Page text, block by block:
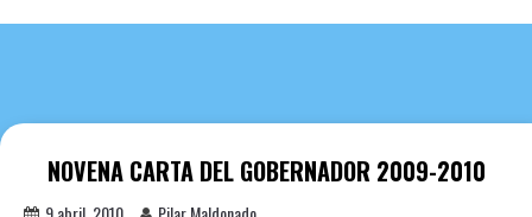
NOVENA CARTA DEL GOBERNADOR 2009-2010